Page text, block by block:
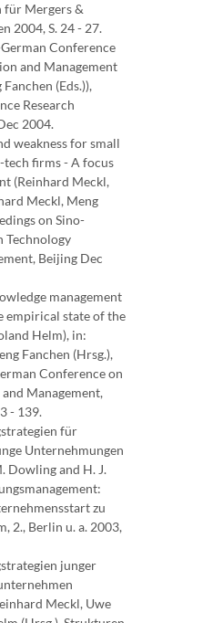
für Mergers &
2004, S. 24 - 27.
Conference
and Management
(Eds.)),
Research
2004.
weakness for small
tech firms - A focus
(Reinhard Meckl,
Meckl, Meng
on Sino-
Technology
Beijing Dec
management
empirical state of the
Helm), in:
Fanchen (Hrsg.),
Conference on
Management,
- 139.
für
Unternehmungen
Dowling and H. J.
zu
2., Berlin u. a. 2003,
junger
Meckl, Uwe